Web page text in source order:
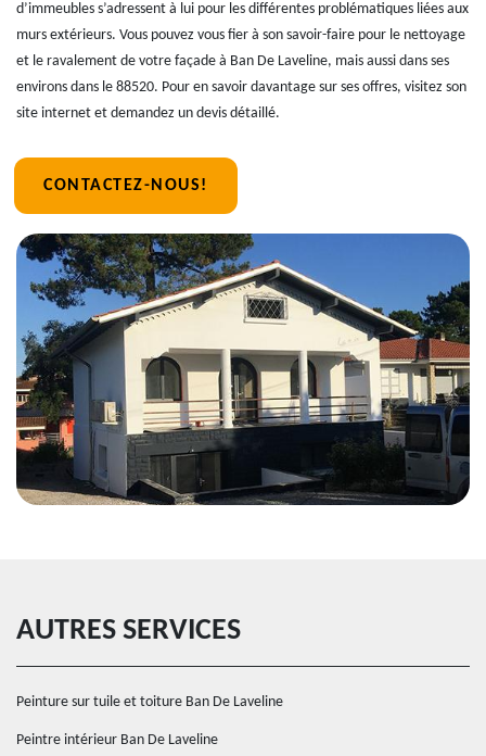
d’immeubles s’adressent à lui pour les différentes problématiques liées aux
murs extérieurs. Vous pouvez vous fier à son savoir-faire pour le nettoyage
et le ravalement de votre façade à Ban De Laveline, mais aussi dans ses
environs dans le 88520. Pour en savoir davantage sur ses offres, visitez son
site internet et demandez un devis détaillé.
CONTACTEZ-NOUS!
AUTRES SERVICES
Peinture sur tuile et toiture Ban De Laveline
Peintre intérieur Ban De Laveline